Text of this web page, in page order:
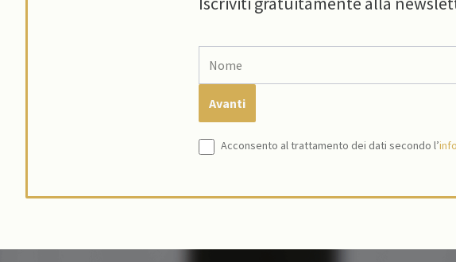
Acconsento al trattamento dei dati secondo l’